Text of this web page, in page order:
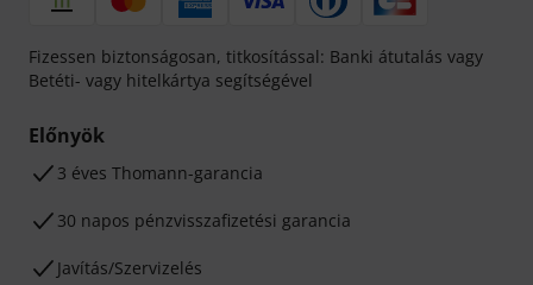
Fizessen biztonságosan, titkosítással: Banki átutalás vagy
Betéti- vagy hitelkártya segítségével
Előnyök
3 éves Thomann-garancia
30 napos pénzvisszafizetési garancia
Javítás/Szervizelés